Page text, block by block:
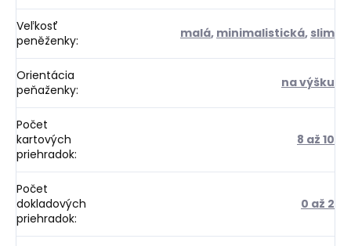
Veľkosť
peněženky: malá, minimalistická, slim
Orientácia
peňaženky: na výšku
Počet
kartových
priehradok:
8 až 10
Počet
dokladových
priehradok:
0 až 2